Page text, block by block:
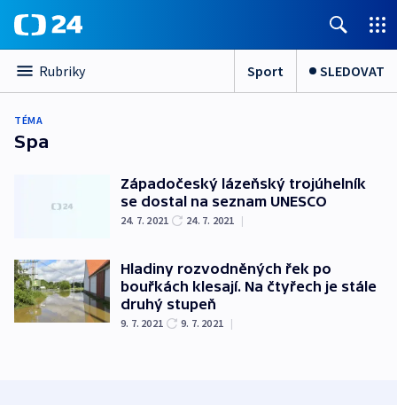
Rubriky Sport SLEDOVAT
TÉMA
Spa
Západočeský lázeňský trojúhelník
se dostal na seznam UNESCO
24. 7. 2021 24. 7. 2021 |
Hladiny rozvodněných řek po
bouřkách klesají. Na čtyřech je stále
druhý stupeň
9. 7. 2021 9. 7. 2021 |